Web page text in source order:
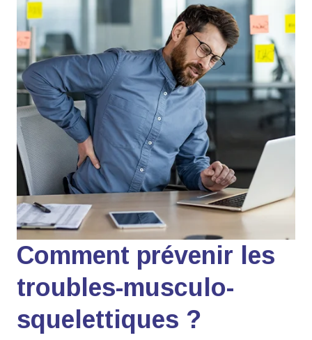
Comment prévenir les
troubles-musculo-
squelettiques ?